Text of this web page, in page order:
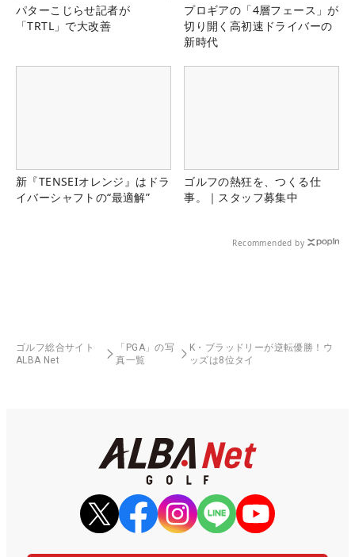
パターこじらせ記者が
「TRTL」で大改善
プロギアの「4層フェース」が
切り開く高初速ドライバーの
新時代
新『TENSEIオレンジ』はドラ
イバーシャフトの“最適解”
ゴルフの熱狂を、つくる仕
事。｜スタッフ募集中
Recommended by
ゴルフ総合サイト
ALBA Net
「PGA」の写
真一覧
K・ブラッドリーが逆転優勝！ウ
ッズは8位タイ